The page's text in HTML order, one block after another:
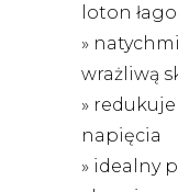
loton
»
wrażliwą
»
napięcia
» idealny